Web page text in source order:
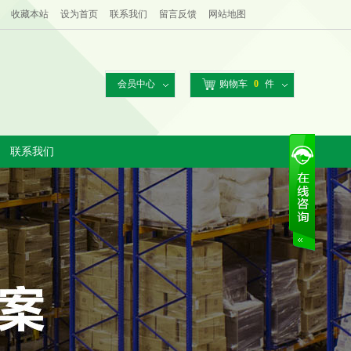
网站地图
留言反馈
联系我们
设为首页
收藏本站
购物车 0 件
会员中心
联系我们